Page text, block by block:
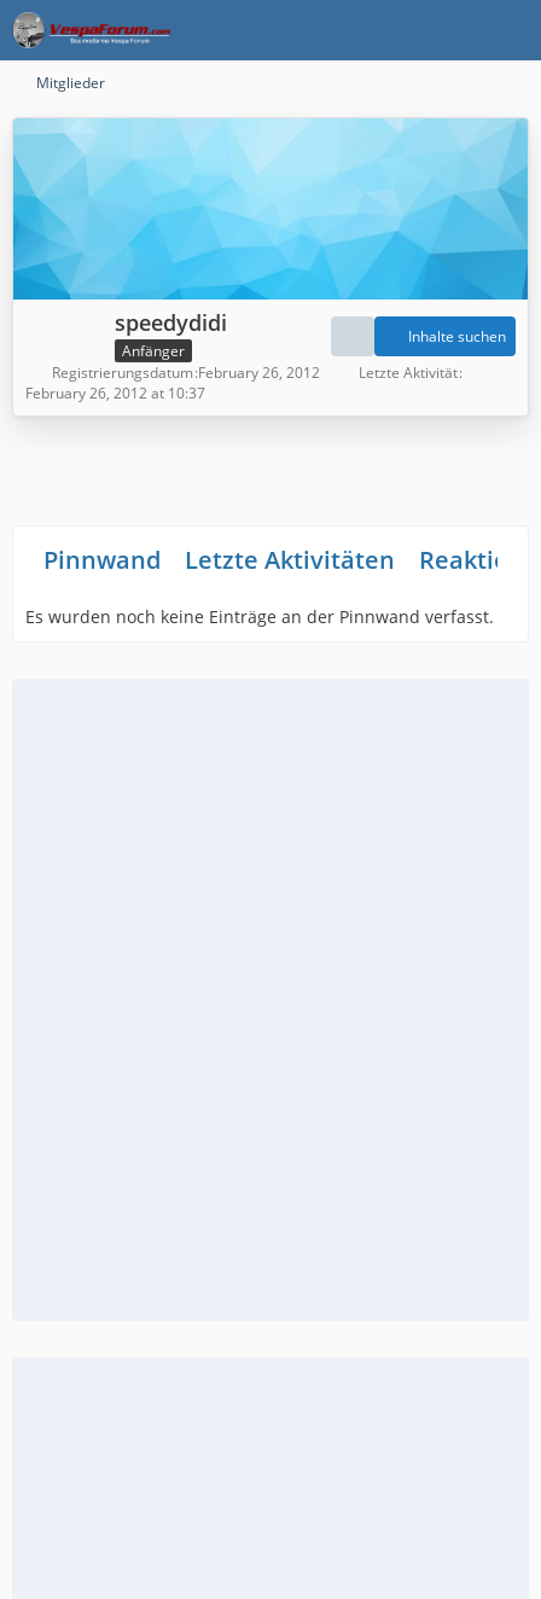
Mitglieder
speedydidi
Anfänger
Inhalte suchen
Registrierungsdatum February 26, 2012
Letzte Aktivität
February 26, 2012 at 10:37
Pinnwand Letzte Aktivitäten
Es wurden noch keine Einträge an der Pinnwand verfasst.